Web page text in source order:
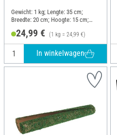
Gewicht: 1 kg; Lengte: 35 cm;
Breedte: 20 cm; Hoogte: 15 cm;
24,99 € (1 kg = 24,99 €)
In winkelwagen